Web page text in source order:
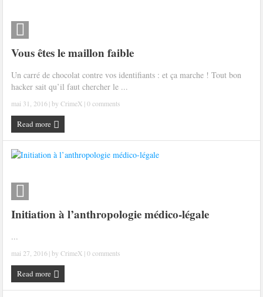
Facebook : son catalogue biométrique de Tags illégal ?
Vous êtes le maillon faible
Un carré de chocolat contre vos identifiants : et ça marche ! Tout bon
hacker sait qu’il faut chercher le ...
mai 31, 2016| byCrimeX |0 comments
Read more
Initiation à l’anthropologie médico-légale
...
mai 27, 2016| byCrimeX |0 comments
Read more